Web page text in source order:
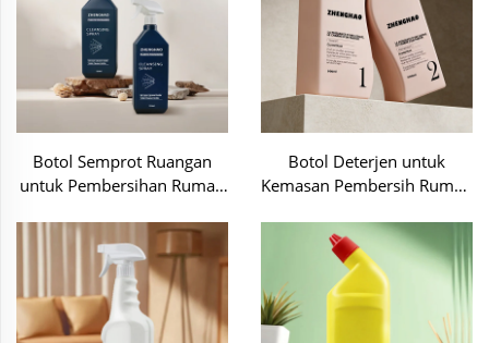
Botol Semprot Ruangan
untuk Pembersihan Rumah
Botol Deterjen untuk
Kemasan Pembersih Rumah